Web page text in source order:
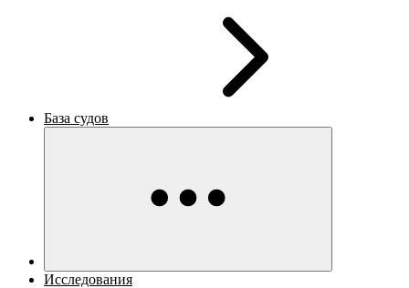
База судов
Исследования